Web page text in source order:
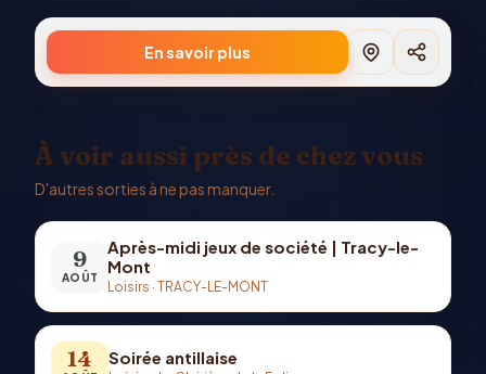
En savoir plus
À voir aussi près de chez vous
D'autres sorties à ne pas manquer.
9
AOÛT
Après-midi jeux de société | Tracy-le-
Mont
Loisirs · TRACY-LE-MONT
14 Soirée antillaise